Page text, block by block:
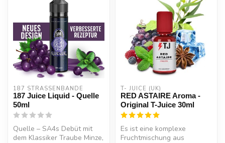
187 STRASSENBANDE
187 Juice Liquid - Quelle
50ml
Quelle – SA4s Debüt mit
dem Klassiker Traube Minze,
T- JUICE (UK)
RED ASTAIRE Aroma -
Original T-Juice 30ml
Es ist eine komplexe
Fruchtmischung aus